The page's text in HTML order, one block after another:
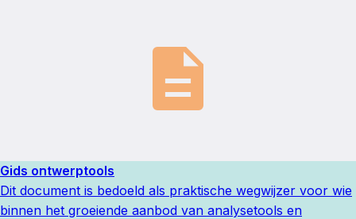
Gids ontwerptools
Dit document is bedoeld als praktische wegwijzer voor wie
binnen het groeiende aanbod van analysetools en